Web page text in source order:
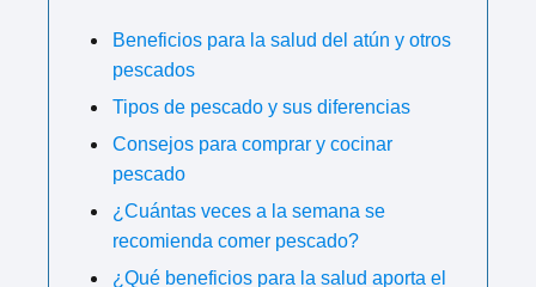
Beneficios para la salud del atún y otros
pescados
Tipos de pescado y sus diferencias
Consejos para comprar y cocinar
pescado
¿Cuántas veces a la semana se
recomienda comer pescado?
¿Qué beneficios para la salud aporta el